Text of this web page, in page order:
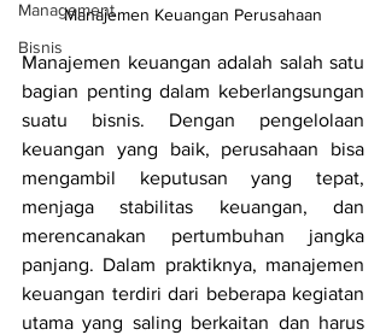
Management
Bisnis
Manajemen Keuangan Perusahaan
Manajemen keuangan adalah salah satu
bagian penting dalam keberlangsungan
suatu bisnis. Dengan pengelolaan
keuangan yang baik, perusahaan bisa
mengambil keputusan yang tepat,
menjaga stabilitas keuangan, dan
merencanakan pertumbuhan jangka
panjang. Dalam praktiknya, manajemen
keuangan terdiri dari beberapa kegiatan
utama yang saling berkaitan dan harus